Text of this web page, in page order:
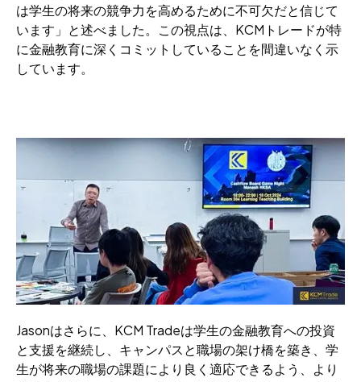
は学生の将来の競争力を高めるために不可欠だと信じて
います」と述べました。この視点は、KCMトレードが特
に金融教育に深くコミットしていることを間違いなく示
しています。
Jasonはさらに、KCM Tradeは学生の金融教育への投資
と支援を継続し、キャンパスと職場の架け橋を築き、学
生が将来の職場の課題により良く適応できるよう、より